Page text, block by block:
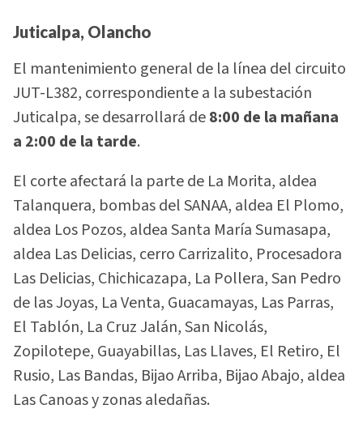
Juticalpa, Olancho
El mantenimiento general de la línea del circuito
JUT-L382, correspondiente a la subestación
Juticalpa, se desarrollará de8:00 de la mañana
a 2:00 de la tarde.
El corte afectará la parte de La Morita, aldea
Talanquera, bombas del SANAA, aldea El Plomo,
aldea Los Pozos, aldea Santa María Sumasapa,
aldea Las Delicias, cerro Carrizalito, Procesadora
Las Delicias, Chichicazapa, La Pollera, San Pedro
de las Joyas, La Venta, Guacamayas, Las Parras,
El Tablón, La Cruz Jalán, San Nicolás,
Zopilotepe, Guayabillas, Las Llaves, El Retiro, El
Rusio, Las Bandas, Bijao Arriba, Bijao Abajo, aldea
Las Canoas y zonas aledañas.